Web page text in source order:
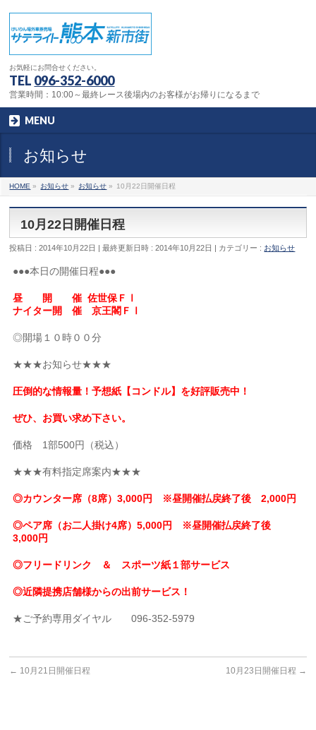
お気軽にお問合せください。
TEL 096-352-6000
営業時間：10:00～最終レース後場内のお客様がお帰りになるまで
MENU
お知らせ
HOME » お知らせ » お知らせ » 10月22日開催日程
10月22日開催日程
投稿日 : 2014年10月22日 最終更新日時 : 2014年10月22日 カテゴリー : お知らせ
●●●本日の開催日程●●●
昼 開 催 佐世保ＦⅠ
ナイター開 催 京王閣ＦⅠ
◎開場１０時００分
★★★お知らせ★★★
圧倒的な情報量！予想紙【コンドル】を好評販売中！
ぜひ、お買い求め下さい。
価格 1部500円（税込）
★★★有料指定席案内★★★
◎カウンター席（8席）3,000円 ※昼開催払戻終了後 2,000円
◎ペア席（お二人掛け4席）5,000円 ※昼開催払戻終了後
3,000円
◎フリードリンク ＆ スポーツ紙１部サービス
◎近隣提携店舗様からの出前サービス！
★ご予約専用ダイヤル 096-352-5979
← 10月21日開催日程 10月23日開催日程 →